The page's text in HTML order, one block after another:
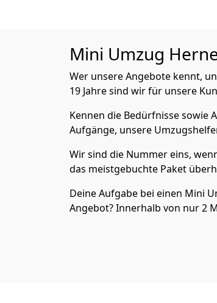
Mini Umzug
Wer unsere Angebote kennt,
19 Jahre sind wir für unsere
Kennen die Bedürfnisse sowie
Aufgänge, unsere
Wir sind die Nummer eins,
das meistgebuchte Paket
Deine Aufgabe bei einen Mini
Angebot? Innerhalb von nur 2